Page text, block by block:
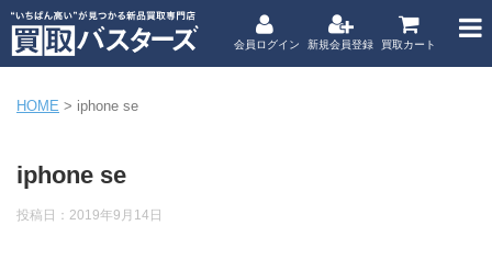
会員ログイン 新規会員登録 買取カート
HOME > iphone se
iphone se
投稿日： 2019年9月14日